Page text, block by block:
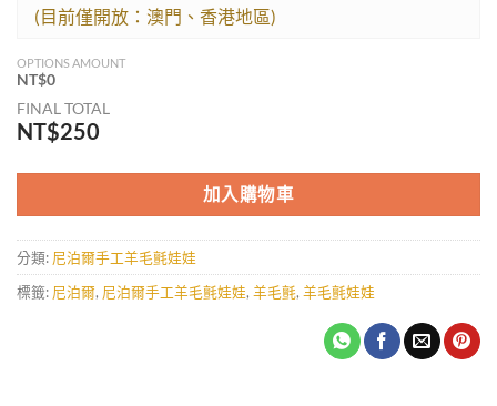
(目前僅開放：澳門、香港地區)
OPTIONS AMOUNT
NT$0
FINAL TOTAL
NT$250
加入購物車
分類: 尼泊爾手工羊毛氈娃娃
標籤: 尼泊爾, 尼泊爾手工羊毛氈娃娃, 羊毛氈, 羊毛氈娃娃